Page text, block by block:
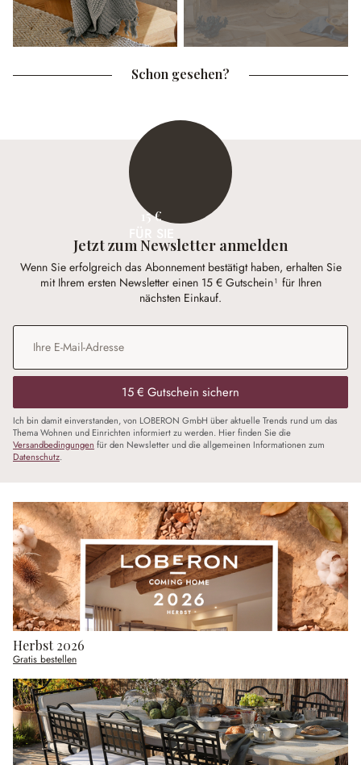
Schon gesehen?
15 €
Jetzt zum Newsletter anmelden
Wenn Sie erfolgreich das Abonnement bestätigt haben, erhalten Sie
mit Ihrem ersten Newsletter einen 15 € Gutschein¹ für Ihren
nächsten Einkauf.
E-Mail-Adresse*
15 € Gutschein sichern
Ich bin damit einverstanden, von LOBERON GmbH über aktuelle Trends rund um das
Thema Wohnen und Einrichten informiert zu werden. Hier finden Sie die
Versandbedingungen für den Newsletter und die allgemeinen Informationen zum
Datenschutz.
Herbst 2026
Gratis bestellen